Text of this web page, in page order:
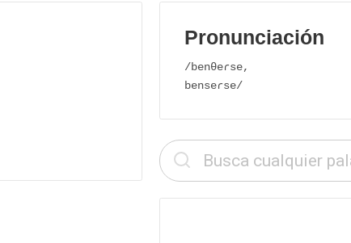
Pronunciación
/benθeɾse,
benseɾse/